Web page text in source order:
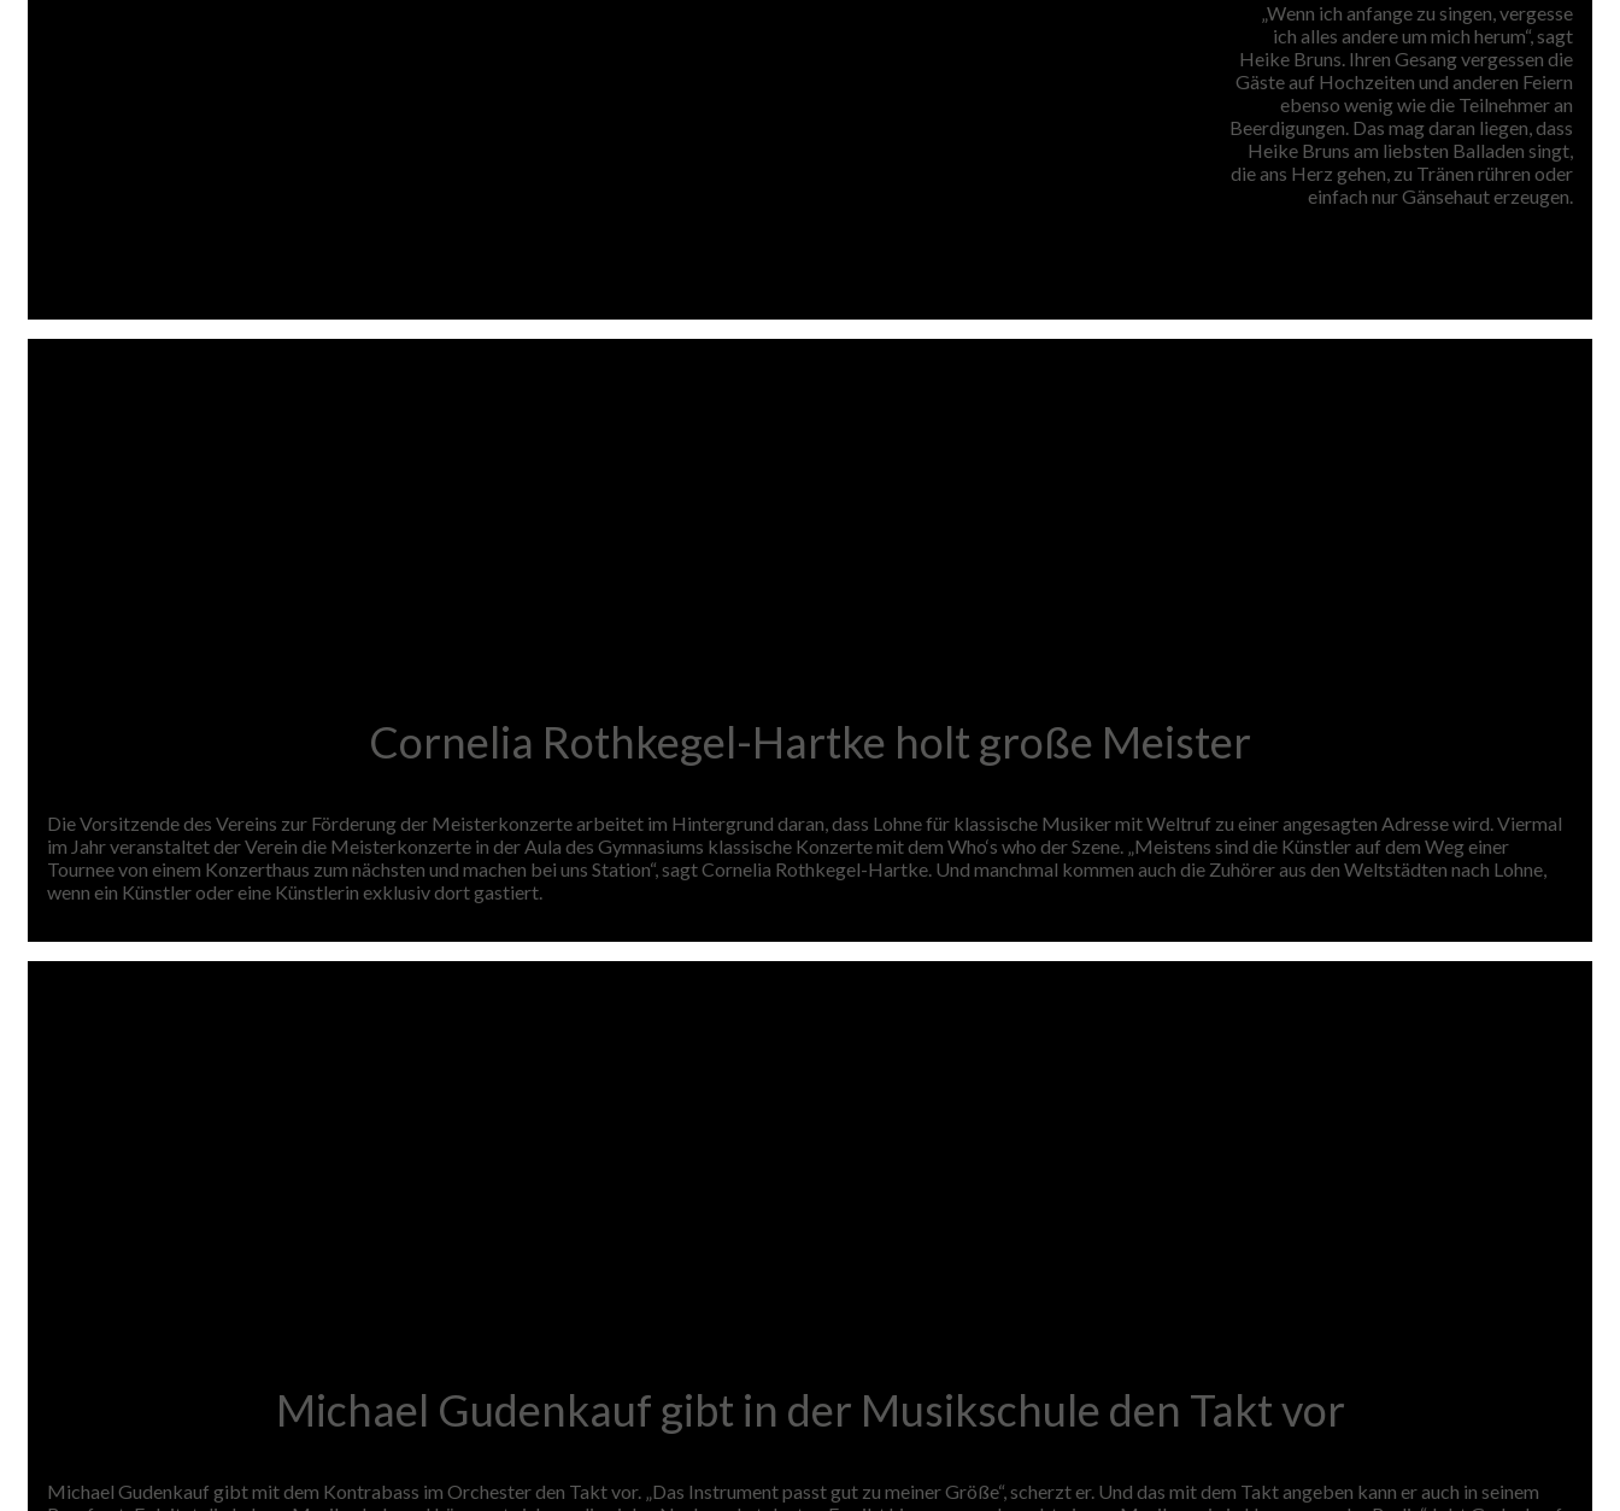
„Wenn ich anfange zu singen, vergesse
ich alles andere um mich herum“, sagt
Heike Bruns. Ihren Gesang vergessen die
Gäste auf Hochzeiten und anderen Feiern
ebenso wenig wie die Teilnehmer an
Beerdigungen. Das mag daran liegen, dass
Heike Bruns am liebsten Balladen singt,
die ans Herz gehen, zu Tränen rühren oder
einfach nur Gänsehaut erzeugen.
Cornelia Rothkegel-Hartke holt große Meister
Die Vorsitzende des Vereins zur Förderung der Meisterkonzerte arbeitet im Hintergrund daran, dass Lohne für klassische Musiker mit Weltruf zu einer angesagten Adresse wird. Viermal
im Jahr veranstaltet der Verein die Meisterkonzerte in der Aula des Gymnasiums klassische Konzerte mit dem Who‘s who der Szene. „Meistens sind die Künstler auf dem Weg einer
Tournee von einem Konzerthaus zum nächsten und machen bei uns Station“, sagt Cornelia Rothkegel-Hartke. Und manchmal kommen auch die Zuhörer aus den Weltstädten nach Lohne,
wenn ein Künstler oder eine Künstlerin exklusiv dort gastiert.
Michael Gudenkauf gibt in der Musikschule den Takt vor
Michael Gudenkauf gibt mit dem Kontrabass im Orchester den Takt vor. „Das Instrument passt gut zu meiner Größe“, scherzt er. Und das mit dem Takt angeben kann er auch in seinem